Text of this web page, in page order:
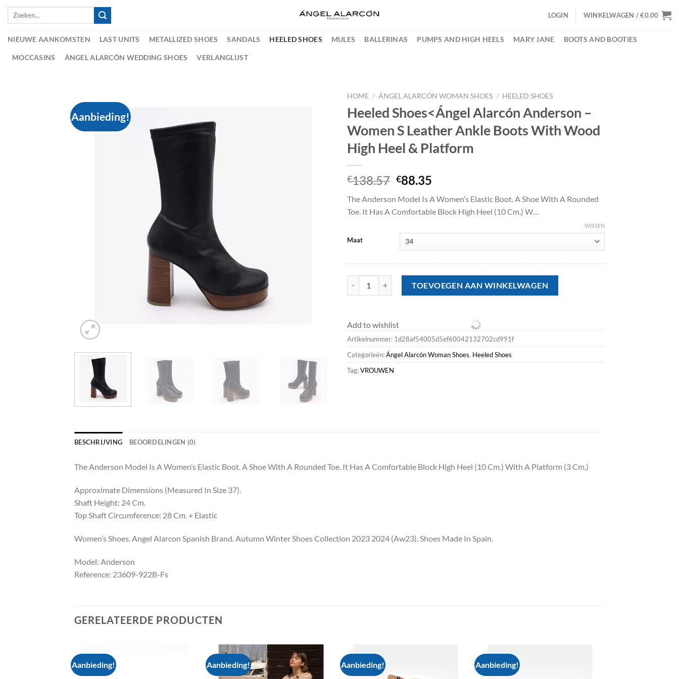
Skip
Zoeken
LOGIN WINKELWAGEN /€0.00
NIEUWE AANKOMSTEN LAST UNITS METALLIZED SHOES SANDALS HEELED SHOES MULES BALLERINAS PUMPS AND HIGH HEELS MARY JANE BOOTS AND BOOTIES
MOCCASINS ÁNGEL ALARCÓN WEDDING SHOES VERLANGLIJST
Aanbieding!
HOME / ÁNGEL ALARCÓN WOMAN SHOES / HEELED SHOES
Heeled Shoes<Ángel Alarcón Anderson –
Women S Leather Ankle Boots With Wood
High Heel & Platform
€138.57 Oorspronkelijke
was:
€138.57.
€88.35
is:
€88.35.
The Anderson Model Is A Women’s Elastic Boot. A Shoe With A Rounded
Toe. It Has A Comfortable Block High Heel (10 Cm.) W…
Maat
WISSEN
TOEVOEGEN AAN WINKELWAGEN
Add to wishlist
Artikelnummer: 1d28af54005d5ef60042132702cd991f
Categorieën:Ángel Alarcón Woman Shoes, Heeled Shoes
Tag:VROUWEN
BESCHRIJVING BEOORDELINGEN (0)
The Anderson Model Is A Women’s Elastic Boot. A Shoe With A Rounded Toe. It Has A Comfortable Block High Heel (10 Cm.) With A Platform (3 Cm.)
Approximate Dimensions (Measured In Size 37).
Shaft Height: 24 Cm.
Top Shaft Circumference: 28 Cm. + Elastic
Women’s Shoes. Angel Alarcon Spanish Brand. Autumn Winter Shoes Collection 2023 2024 (Aw23). Shoes Made In Spain.
Model: Anderson
Reference: 23609-922B-Fs
GERELATEERDE PRODUCTEN
Aanbieding! Aanbieding!
Add to
wishlist
Aanbieding! Aanbieding!